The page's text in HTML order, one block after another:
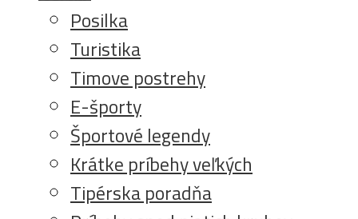
Posilka
Turistika
Timove postrehy
E-športy
Športové legendy
Krátke príbehy veľkých
Tipérska poradňa